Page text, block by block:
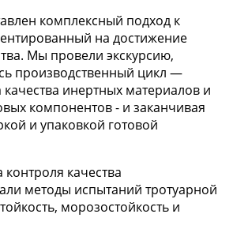
комплексный подход к
на достижение
Мы провели экскурсию,
производственный цикл —
инертных материалов и
компонентов - и заканчивая
и упаковкой готовой
качества
методы испытаний тротуарной
морозостойкость и